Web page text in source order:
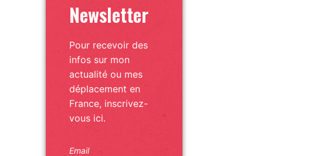
Newsletter
Pour recevoir des
infos sur mon
actualité ou mes
déplacement en
France, inscrivez-
vous ici.
Email